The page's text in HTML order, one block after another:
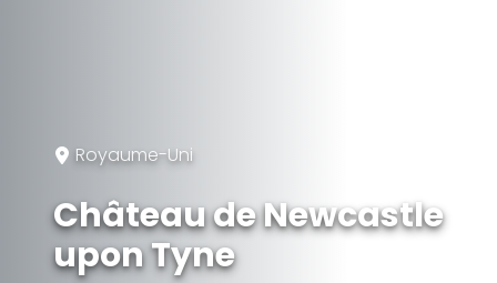
Royaume-Uni
Château de Newcastle
upon Tyne